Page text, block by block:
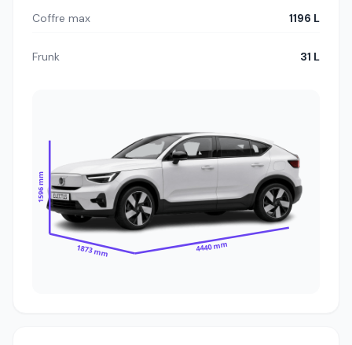
Coffre max 1196 L
Frunk 31 L
1596 mm
1873 mm 4440 mm